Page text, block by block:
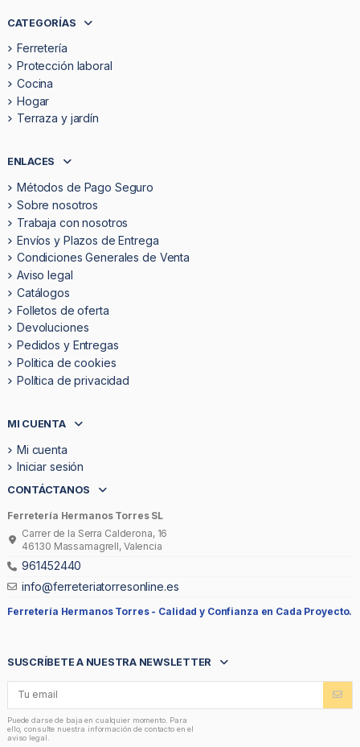
CATEGORÍAS
Ferretería
Protección laboral
Cocina
Hogar
Terraza y jardín
ENLACES
Métodos de Pago Seguro
Sobre nosotros
Trabaja con nosotros
Envíos y Plazos de Entrega
Condiciones Generales de Venta
Aviso legal
Catálogos
Folletos de oferta
Devoluciones
Pedidos y Entregas
Politica de cookies
Política de privacidad
MI CUENTA
Mi cuenta
Iniciar sesión
CONTÁCTANOS
Ferretería Hermanos Torres SL
Carrer de la Serra Calderona, 16
46130 Massamagrell, Valencia
961452440
info@ferreteriatorresonline.es
Ferretería Hermanos Torres - Calidad y Confianza en Cada Proyecto.
SUSCRÍBETE A NUESTRA NEWSLETTER
Puede darse de baja en cualquier momento. Para
ello, consulte nuestra información de contacto en el
aviso legal.